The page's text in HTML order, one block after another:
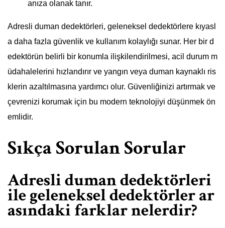
anıza olanak tanır.
Adresli duman dedektörleri, geleneksel dedektörlere kıyasl
a daha fazla güvenlik ve kullanım kolaylığı sunar. Her bir d
edektörün belirli bir konumla ilişkilendirilmesi, acil durum m
üdahalelerini hızlandırır ve yangın veya duman kaynaklı ris
klerin azaltılmasına yardımcı olur. Güvenliğinizi artırmak ve
çevrenizi korumak için bu modern teknolojiyi düşünmek ön
emlidir.
Sıkça Sorulan Sorular
Adresli duman dedektörleri
ile geleneksel dedektörler ar
asındaki farklar nelerdir?